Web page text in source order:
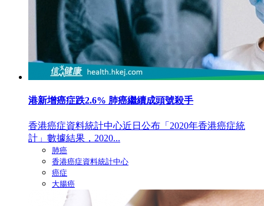
港新增癌症跌2.6% 肺癌繼續成頭號殺手
香港癌症資料統計中心近日公布「2020年香港癌症統
計」數據結果，2020...
肺癌
香港癌症資料統計中心
癌症
大腸癌